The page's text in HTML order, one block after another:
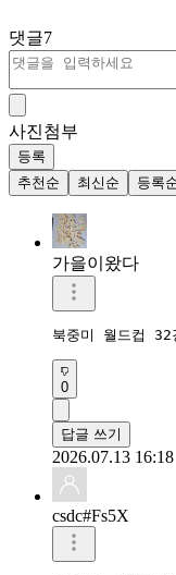
댓글7
사진첨부
등록
추천순
최신순 등록
가을이왔다
북중미 월드컵
0
답글 쓰기
2026.07.13 16:18
csdc#Fs5X